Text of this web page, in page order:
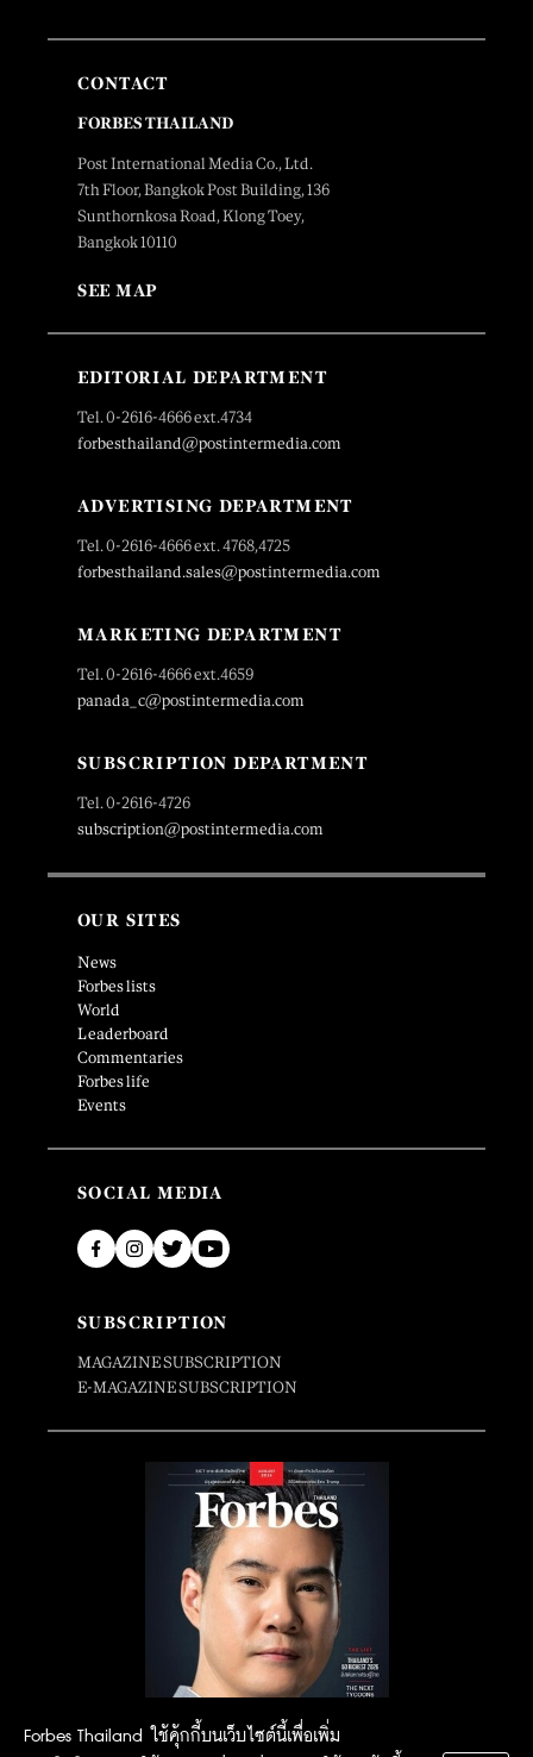
Forbes Thailand ใช้คุ้กกี้บนเว็บไซต์นี้เพื่อเพิ่ม
CONTACT
FORBES THAILAND
Post International Media Co., Ltd.
7th Floor, Bangkok Post Building, 136
Sunthornkosa Road, Klong Toey,
Bangkok 10110
SEE MAP
EDITORIAL DEPARTMENT
Tel. 0-2616-4666 ext.4734
forbesthailand@postintermedia.com
ADVERTISING DEPARTMENT
Tel. 0-2616-4666 ext. 4768,4725
forbesthailand.sales@postintermedia.com
MARKETING DEPARTMENT
Tel. 0-2616-4666 ext.4659
panada_c@postintermedia.com
SUBSCRIPTION DEPARTMENT
Tel. 0-2616-4726
subscription@postintermedia.com
OUR SITES
News
Forbes lists
World
Leaderboard
Commentaries
Forbes life
Events
SOCIAL MEDIA
SUBSCRIPTION
MAGAZINE SUBSCRIPTION
E-MAGAZINE SUBSCRIPTION